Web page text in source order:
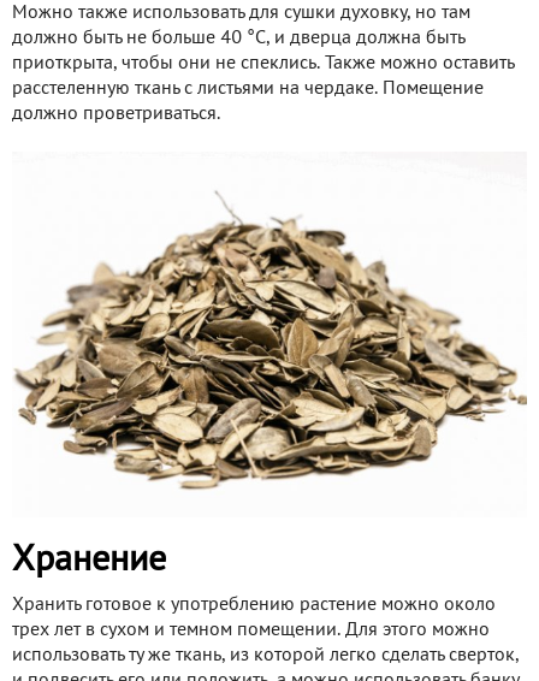
Можно также использовать для сушки духовку, но там
должно быть не больше 40 °С, и дверца должна быть
приоткрыта, чтобы они не спеклись. Также можно оставить
расстеленную ткань с листьями на чердаке. Помещение
должно проветриваться.
Хранение
Хранить готовое к употреблению растение можно около
трех лет в сухом и темном помещении. Для этого можно
использовать ту же ткань, из которой легко сделать сверток,